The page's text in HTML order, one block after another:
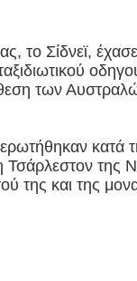
το Σίδνεϊ,
των
κατά
Τσάρλεστον
της και της